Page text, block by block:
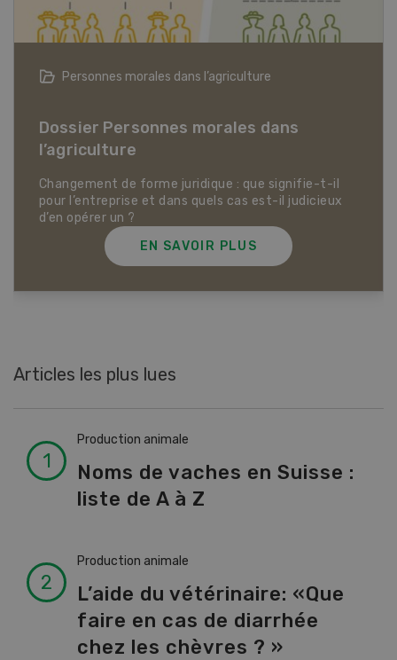
Articles biologiques
Dossier Articles biologiques
EN SAVOIR PLUS
Articles les plus lues
Production animale
Noms de vaches en Suisse :
liste de A à Z
Production animale
L’aide du vétérinaire: «Que
faire en cas de diarrhée
chez les chèvres ? »